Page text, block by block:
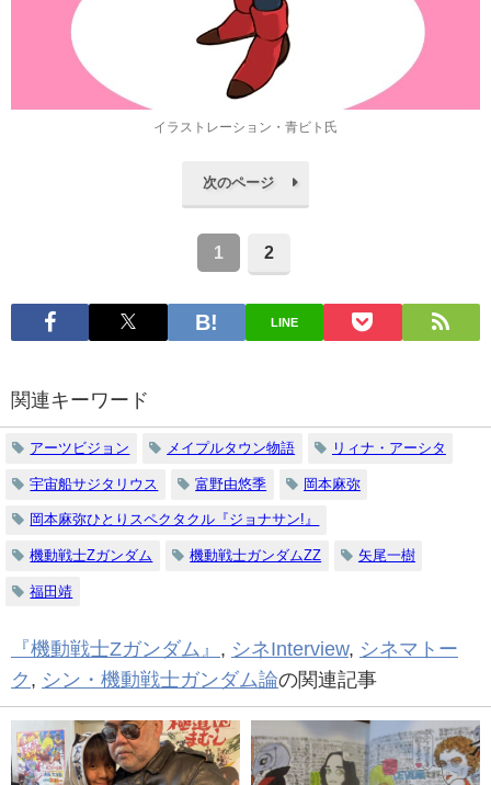
イラストレーション・青ビト氏
次のページ
1 2
LINE
関連キーワード
アーツビジョン メイプルタウン物語 リィナ・アーシタ
宇宙船サジタリウス 富野由悠季 岡本麻弥
岡本麻弥ひとりスペクタクル『ジョナサン!』
機動戦士Zガンダム 機動戦士ガンダムZZ 矢尾一樹
福田靖
『機動戦士Zガンダム』 , シネInterview, シネマトー
ク , シン・機動戦士ガンダム論の関連記事